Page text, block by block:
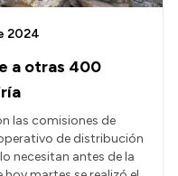
a otras 400
2024
las comisiones de
de distribución
necesitan antes de la